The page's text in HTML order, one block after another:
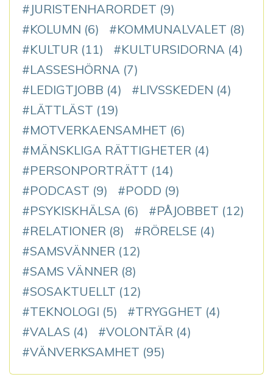
JURISTENHARORDET (9)
KOLUMN (6) KOMMUNALVALET (8)
KULTUR (11) KULTURSIDORNA (4)
LASSESHÖRNA (7)
LEDIGTJOBB (4) LIVSSKEDEN (4)
LÄTTLÄST (19)
MOTVERKAENSAMHET (6)
MÄNSKLIGA RÄTTIGHETER (4)
PERSONPORTRÄTT (14)
PODCAST (9) PODD (9)
PSYKISKHÄLSA (6) PÅJOBBET (12)
RELATIONER (8) RÖRELSE (4)
SAMSVÄNNER (12)
SAMS VÄNNER (8)
SOSAKTUELLT (12)
TEKNOLOGI (5) TRYGGHET (4)
VALAS (4) VOLONTÄR (4)
VÄNVERKSAMHET (95)